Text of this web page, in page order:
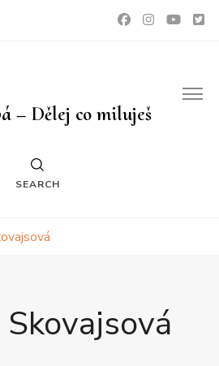
– Dělej co miluješ
SEARCH